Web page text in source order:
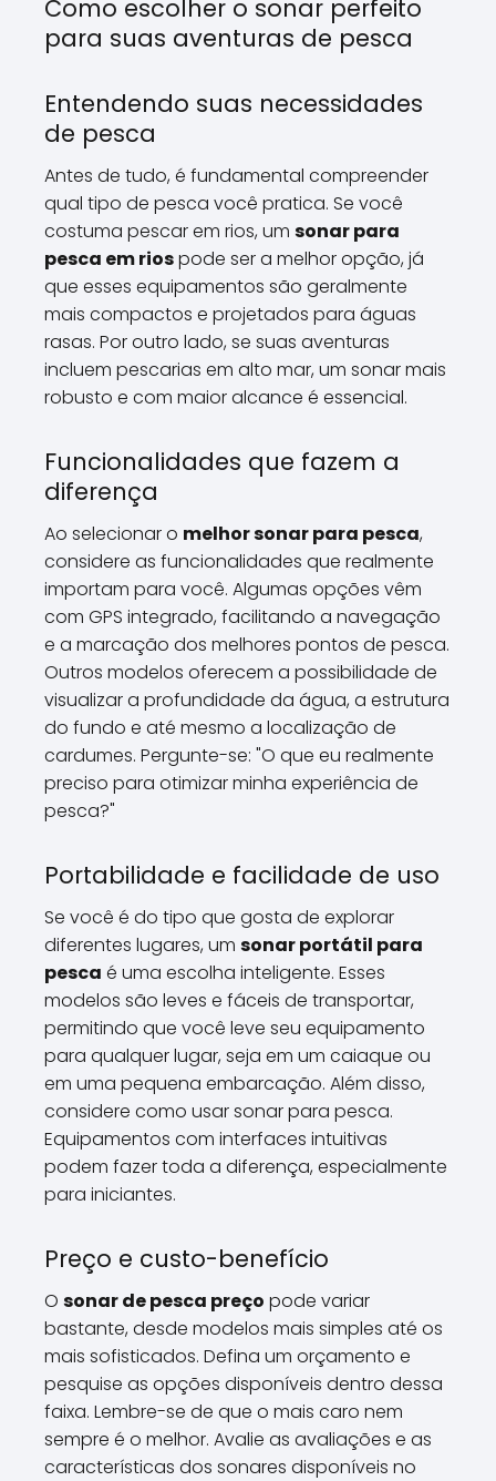
Como escolher o sonar perfeito
para suas aventuras de pesca
Entendendo suas necessidades
de pesca
Antes de tudo, é fundamental compreender
qual tipo de pesca você pratica. Se você
costuma pescar em rios, um sonar para
pesca em riospode ser a melhor opção, já
que esses equipamentos são geralmente
mais compactos e projetados para águas
rasas. Por outro lado, se suas aventuras
incluem pescarias em alto mar, um sonar mais
robusto e com maior alcance é essencial.
Funcionalidades que fazem a
diferença
Ao selecionar o melhor sonar para pesca,
considere as funcionalidades que realmente
importam para você. Algumas opções vêm
com GPS integrado, facilitando a navegação
e a marcação dos melhores pontos de pesca.
Outros modelos oferecem a possibilidade de
visualizar a profundidade da água, a estrutura
do fundo e até mesmo a localização de
cardumes. Pergunte-se: "O que eu realmente
preciso para otimizar minha experiência de
pesca?"
Portabilidade e facilidade de uso
Se você é do tipo que gosta de explorar
diferentes lugares, um sonar portátil para
pesca é uma escolha inteligente. Esses
modelos são leves e fáceis de transportar,
permitindo que você leve seu equipamento
para qualquer lugar, seja em um caiaque ou
em uma pequena embarcação. Além disso,
considere como usar sonar para pesca.
Equipamentos com interfaces intuitivas
podem fazer toda a diferença, especialmente
para iniciantes.
Preço e custo-benefício
O sonar de pesca preço pode variar
bastante, desde modelos mais simples até os
mais sofisticados. Defina um orçamento e
pesquise as opções disponíveis dentro dessa
faixa. Lembre-se de que o mais caro nem
sempre é o melhor. Avalie as avaliações e as
características dos sonares disponíveis no